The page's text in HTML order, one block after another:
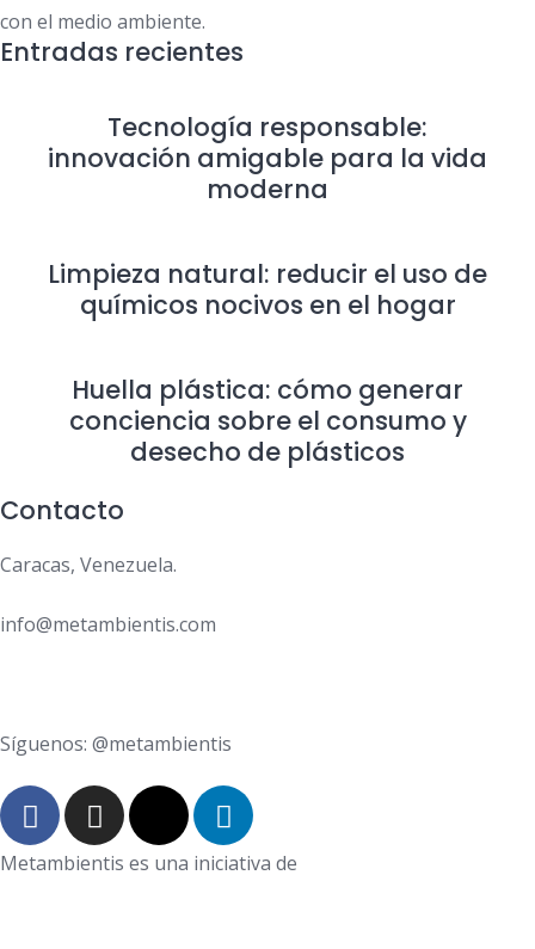
con el medio ambiente.
Entradas recientes
Tecnología responsable:
innovación amigable para la vida
moderna
Limpieza natural: reducir el uso de
químicos nocivos en el hogar
Huella plástica: cómo generar
conciencia sobre el consumo y
desecho de plásticos
Contacto
Caracas, Venezuela.
info@metambientis.com
Síguenos: @metambientis
Metambientis es una iniciativa de